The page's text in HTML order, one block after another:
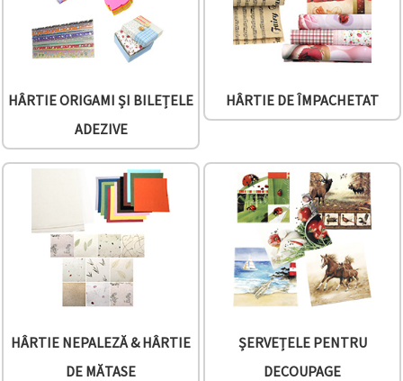
Аcceptati
toate!
Setări
HÂRTIE ORIGAMI ȘI BILEȚELE
ADEZIVE
HÂRTIE DE ÎMPACHETAT
HÂRTIE NEPALEZĂ & HÂRTIE
DE MĂTASE
ȘERVEȚELE PENTRU
DECOUPAGE